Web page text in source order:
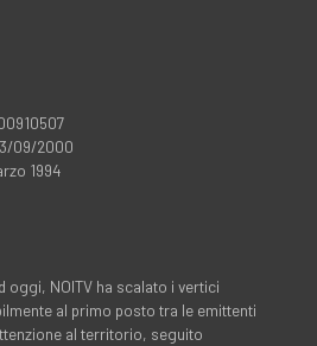
09/2000
1994
oggi, NOITV ha scalato i vertici
al primo posto tra le emittenti
al territorio, seguito